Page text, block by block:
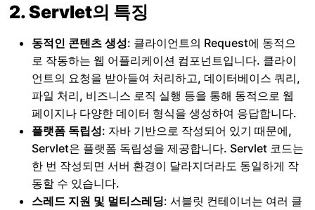
2. Servlet의 특징
동적인 콘텐츠 생성: 클라이언트의 Request에 동적으
로 작동하는 웹 어플리케이션 컴포넌트입니다. 클라이
언트의 요청을 받아들여 처리하고, 데이터베이스 쿼리,
파일 처리, 비즈니스 로직 실행 등을 통해 동적으로 웹
페이지나 다양한 데이터 형식을 생성하여 응답합니다.
플랫폼 독립성: 자바 기반으로 작성되어 있기 때문에,
Servlet은 플랫폼 독립성을 제공합니다. Servlet 코드는
한 번 작성되면 서버 환경이 달라지더라도 동일하게 작
동할 수 있습니다.
스레드 지원 및 멀티스레딩: 서블릿 컨테이너는 여러 클